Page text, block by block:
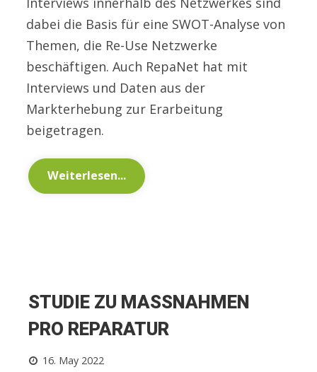
dabei die Basis für eine SWOT-Analyse von
Themen, die Re-Use Netzwerke
beschäftigen. Auch RepaNet hat mit
Interviews und Daten aus der
Markterhebung zur Erarbeitung
beigetragen.
Weiterlesen...
STUDIE ZU MASSNAHMEN P
RO REPARATUR
16. May 2022